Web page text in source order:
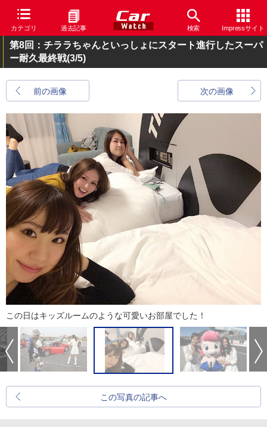
カテゴリ 過去記事 検索 Impressサイト
第8回：チララちゃんといっしょにスタート進行したスーパ
ー耐久最終戦(3/5)
前の画像 次の画像
この日はキッズルームのような可愛いお部屋でした！
この写真の記事へ